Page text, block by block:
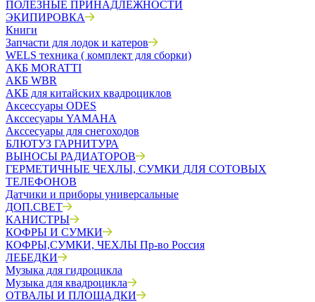
ПОЛЕЗНЫЕ ПРИНАДЛЕЖНОСТИ
ЭКИПИРОВКА
Книги
Запчасти для лодок и катеров
WELS техника ( комплект для сборки)
АКБ MORATTI
АКБ WBR
АКБ для китайских квадроциклов
Аксессуары ODES
Акссесуары YAMAHA
Акссесуары для снегоходов
БЛЮТУЗ ГАРНИТУРА
ВЫНОСЫ РАДИАТОРОВ
ГЕРМЕТИЧНЫЕ ЧЕХЛЫ, СУМКИ ДЛЯ СОТОВЫХ
ТЕЛЕФОНОВ
Датчики и приборы универсальные
ДОП.СВЕТ
КАНИСТРЫ
КОФРЫ И СУМКИ
КОФРЫ,СУМКИ, ЧЕХЛЫ Пр-во Россия
ЛЕБЕДКИ
Музыка для гидроцикла
Музыка для квадроцикла
ОТВАЛЫ И ПЛОЩАДКИ